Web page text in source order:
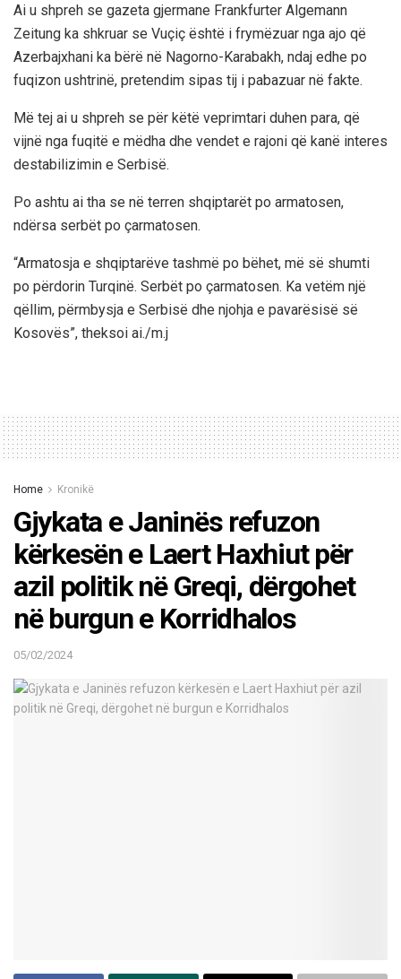
Ai u shpreh se gazeta gjermane Frankfurter Algemann
Zeitung ka shkruar se Vuçiç është i frymëzuar nga ajo që
Azerbajxhani ka bërë në Nagorno-Karabakh, ndaj edhe po
fuqizon ushtrinë, pretendim sipas tij i pabazuar në fakte.
Më tej ai u shpreh se për këtë veprimtari duhen para, që
vijnë nga fuqitë e mëdha dhe vendet e rajoni që kanë interes
destabilizimin e Serbisë.
Po ashtu ai tha se në terren shqiptarët po armatosen,
ndërsa serbët po çarmatosen.
“Armatosja e shqiptarëve tashmë po bëhet, më së shumti
po përdorin Turqinë. Serbët po çarmatosen. Ka vetëm një
qëllim, përmbysja e Serbisë dhe njohja e pavarësisë së
Kosovës”, theksoi ai./m.j
Home Kronikë
Gjykata e Janinës refuzon
kërkesën e Laert Haxhiut për
azil politik në Greqi, dërgohet
në burgun e Korridhalos
05/02/2024